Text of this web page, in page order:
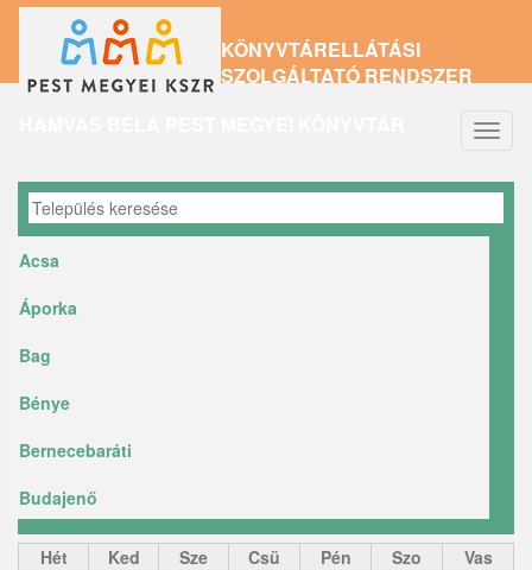
tartalomra
KÖNYVTÁRELLÁTÁSI
SZOLGÁLTATÓ RENDSZER
Acsa
Áporka
Bag
Bénye
Bernecebaráti
Budajenő
Ceglédbercel
Hét Ked Sze Csü Pén Szo Vas